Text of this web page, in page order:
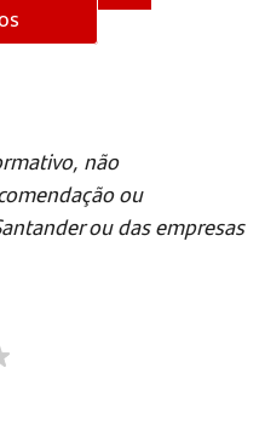
não
ou
ou das empresas